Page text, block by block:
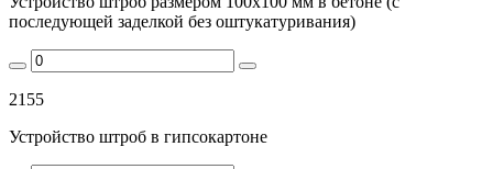
последующей заделкой без оштукатуривания)
2155
Устройство штроб в гипсокартоне